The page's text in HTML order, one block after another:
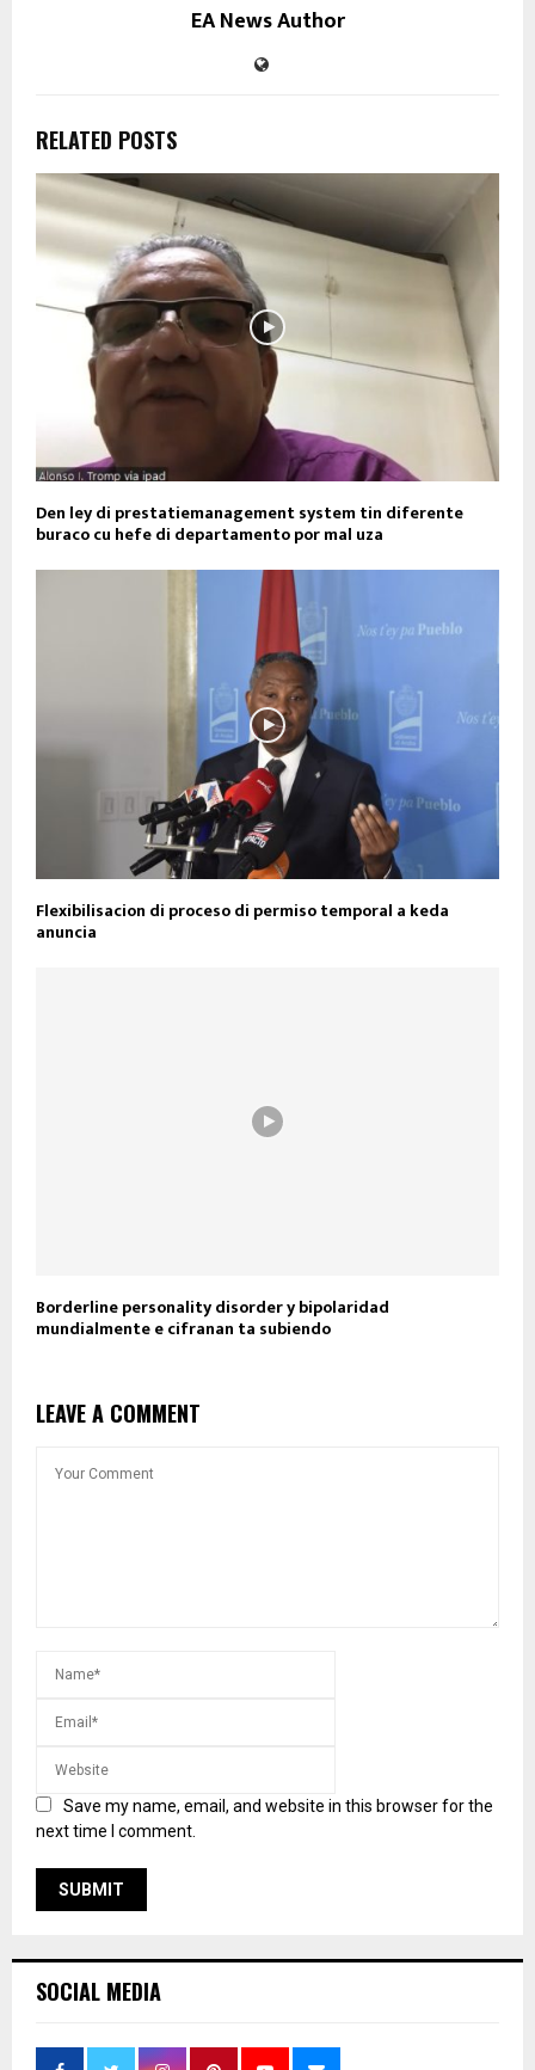
EA News Author
RELATED POSTS
Den ley di prestatiemanagement system tin diferente
buraco cu hefe di departamento por mal uza
Flexibilisacion di proceso di permiso temporal a keda
anuncia
Borderline personality disorder y bipolaridad
mundialmente e cifranan ta subiendo
LEAVE A COMMENT
Save my name, email, and website in this browser for the
next time I comment.
SOCIAL MEDIA